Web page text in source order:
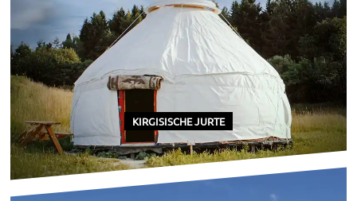
KIRGISISCHE JURTE
Heading